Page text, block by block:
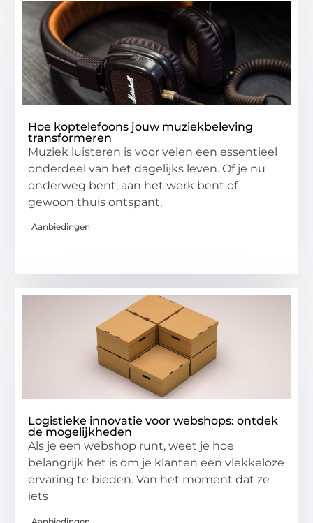
Hoe koptelefoons jouw muziekbeleving
transformeren
Muziek luisteren is voor velen een essentieel
onderdeel van het dagelijks leven. Of je nu
onderweg bent, aan het werk bent of
gewoon thuis ontspant,
Aanbiedingen
Logistieke innovatie voor webshops: ontdek
de mogelijkheden
Als je een webshop runt, weet je hoe
belangrijk het is om je klanten een vlekkeloze
ervaring te bieden. Van het moment dat ze
iets